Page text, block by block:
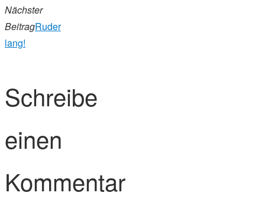
Nächster
BeitragRuder
lang!
Schreibe
einen
Kommentar